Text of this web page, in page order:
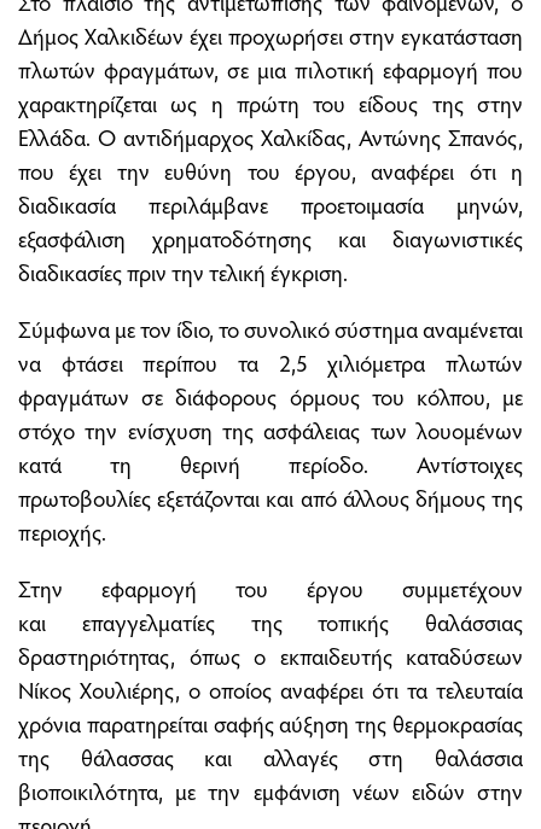
Δήμος Χαλκιδέων έχει προχωρήσει στην εγκατάσταση
πλωτών φραγμάτων, σε μια πιλοτική εφαρμογή που
χαρακτηρίζεται ως η πρώτη του είδους της στην
Ελλάδα. Ο αντιδήμαρχος Χαλκίδας, Αντώνης Σπανός,
που έχει την ευθύνη του έργου, αναφέρει ότι η
διαδικασία περιλάμβανε προετοιμασία μηνών,
εξασφάλιση χρηματοδότησης και διαγωνιστικές
διαδικασίες πριν την τελική έγκριση.
Σύμφωνα με τον ίδιο, το συνολικό σύστημα αναμένεται
να φτάσει περίπου τα 2,5 χιλιόμετρα πλωτών
φραγμάτων σε διάφορους όρμους του κόλπου, με
στόχο την ενίσχυση της ασφάλειας των λουομένων
κατά τη θερινή περίοδο. Αντίστοιχες
πρωτοβουλίες εξετάζονται και από άλλους δήμους της
περιοχής.
Στην εφαρμογή του έργου συμμετέχουν
και επαγγελματίες της τοπικής θαλάσσιας
δραστηριότητας, όπως ο εκπαιδευτής καταδύσεων
Νίκος Χουλιέρης, ο οποίος αναφέρει ότι τα τελευταία
χρόνια παρατηρείται σαφής αύξηση της θερμοκρασίας
της θάλασσας και αλλαγές στη θαλάσσια
βιοποικιλότητα, με την εμφάνιση νέων ειδών στην